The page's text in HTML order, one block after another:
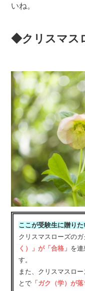
いね。
◆クリスマス
ここが受験生に贈りた
クリスマスローズのガ
く）」が「合格」 を
す。
また、クリスマスロ
とで 「ガク（学）が落